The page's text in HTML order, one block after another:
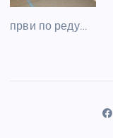
први по реду…